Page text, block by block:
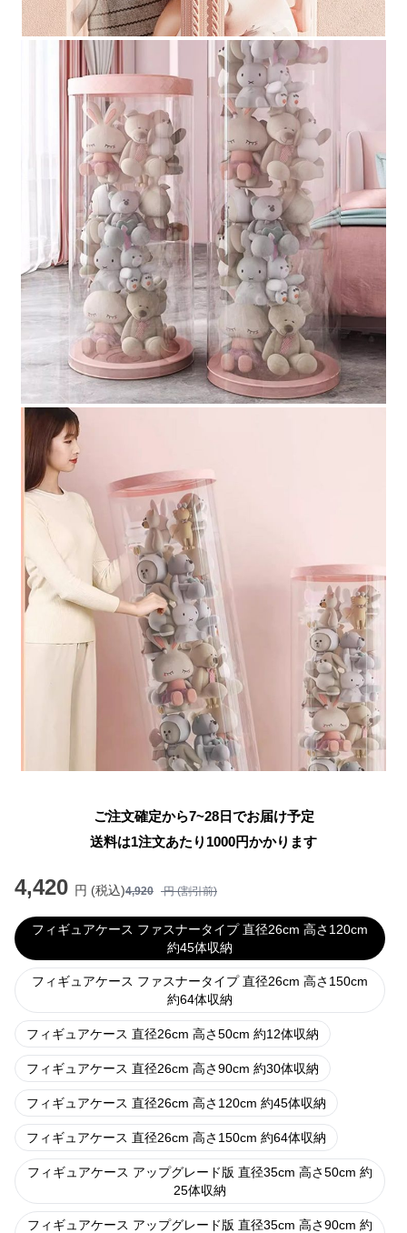
ご注文確定から7~28日でお届け予定
送料は1注文あたり 1000円かかります
4,420 円 (税込)4,920 円 (割引前)
フィギュアケース ファスナータイプ 直径26cm 高さ120cm
約45体収納
フィギュアケース ファスナータイプ 直径26cm 高さ150cm
約64体収納
フィギュアケース 直径26cm 高さ50cm 約12体収納
フィギュアケース 直径26cm 高さ90cm 約30体収納
フィギュアケース 直径26cm 高さ120cm 約45体収納
フィギュアケース 直径26cm 高さ150cm 約64体収納
フィギュアケース アップグレード版 直径35cm 高さ50cm 約
25体収納
フィギュアケース アップグレード版 直径35cm 高さ90cm 約